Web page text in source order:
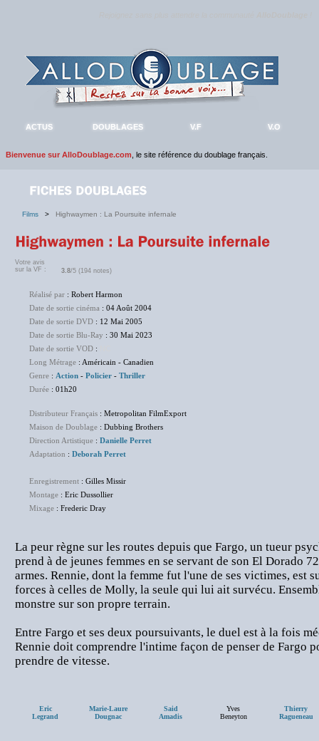
ACTUS DOUBLAGES V.F V.O
Bienvenue sur AlloDoublage.com , le site référence du doublage français.
Films > Highwaymen : La Poursuite infernale
Votre avis
sur la VF :
3.8/5 (194 notes)
Réalisé par : Robert Harmon
Date de sortie cinéma : 04 Août 2004
Date de sortie DVD : 12 Mai 2005
Date de sortie Blu-Ray : 30 Mai 2023
Date de sortie VOD :
Long Métrage : Américain - Canadien
Genre : Action - Policier - Thriller
Durée : 01h20
Distributeur Français : Metropolitan FilmExport
Maison de Doublage : Dubbing Brothers
Direction Artistique : Danielle Perret
Adaptation : Deborah Perret
Enregistrement : Gilles Missir
Montage : Eric Dussollier
Mixage : Frederic Dray
La peur règne sur les routes depuis que Fargo, un tueur
prend à de jeunes femmes en se servant de son El Dorado
armes. Rennie, dont la femme fut l'une de ses victimes, est
forces à celles de Molly, la seule qui lui ait survécu.
monstre sur son propre terrain.
Entre Fargo et ses deux poursuivants, le duel est à la fois
Rennie doit comprendre l'intime façon de penser de Fargo
prendre de vitesse.
Eric
Legrand
Marie-Laure
Dougnac
Said
Amadis
Yves
Beneyton
Thierry
Ragueneau